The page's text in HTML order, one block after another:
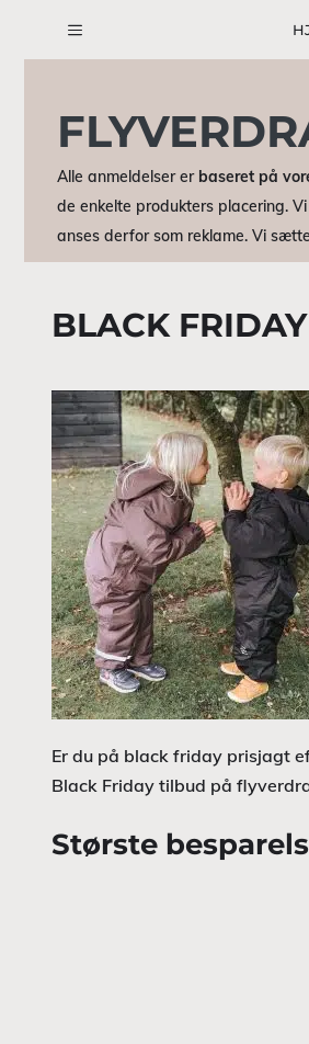
Alle anmeldelser er baseret på
de enkelte produkters placering.
anses derfor som reklame. Vi
BLACK
Er du på black friday prisjagt
Black Friday tilbud på
Største